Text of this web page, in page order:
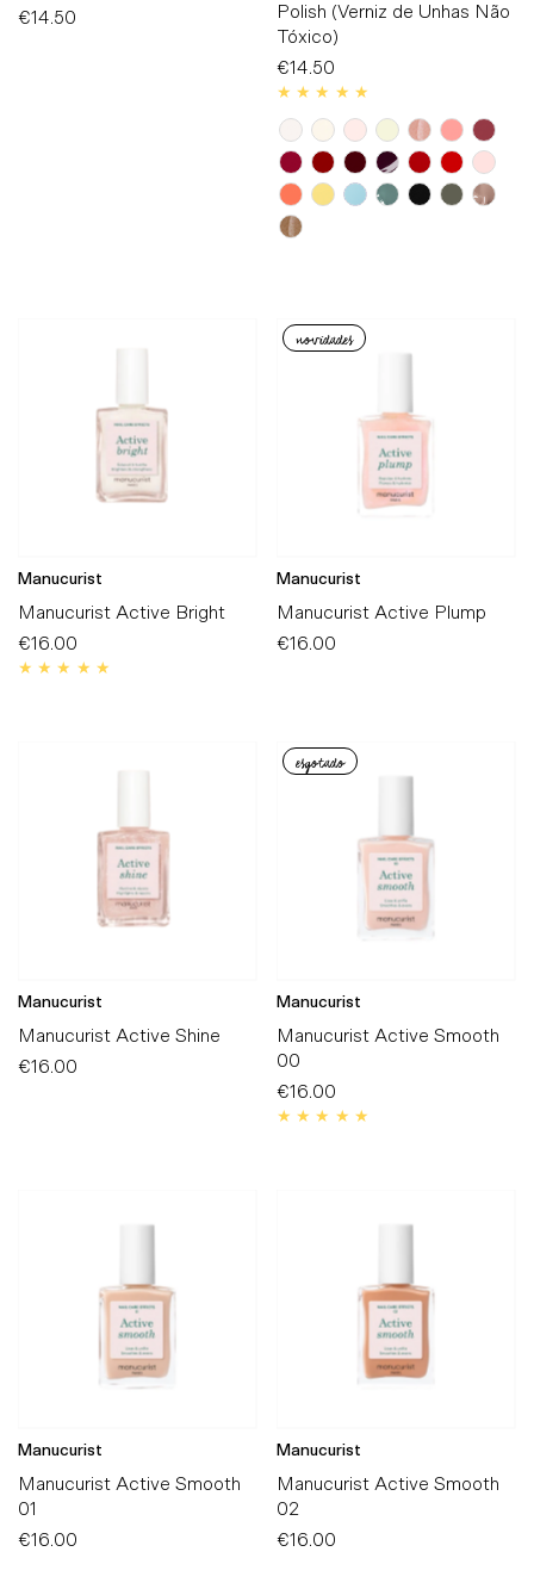
Preço
€14.50
Polish (Verniz de Unhas Não
Tóxico)
Preço
Normal
€14.50
Manucurist
Manucurist Active Bright
Preço
Normal
€16.00
novidades
Manucurist
Manucurist Active Plump
Preço
€16.00
Manucurist
Manucurist Active Shine
Preço
€16.00
esgotado
Manucurist
Manucurist Active Smooth
00
Preço
Normal
€16.00
Manucurist
Manucurist Active Smooth
01
Preço
€16.00
Manucurist
Manucurist Active Smooth
02
Preço
€16.00